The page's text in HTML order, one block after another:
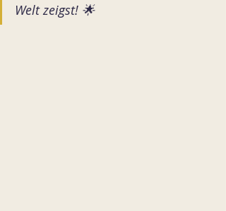
Welt zeigst! 🌟